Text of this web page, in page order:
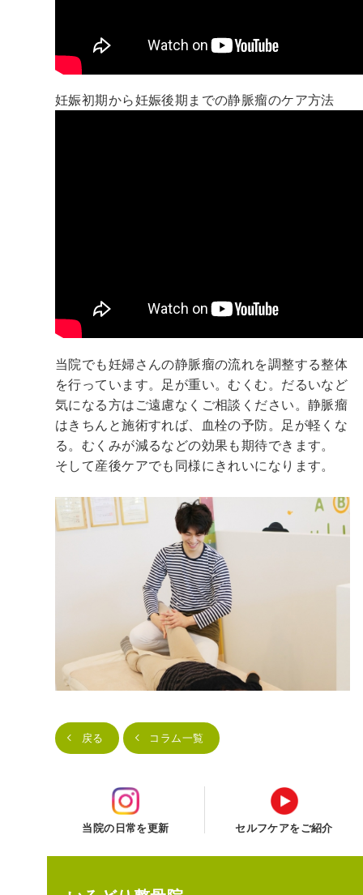
妊娠初期から妊娠後期までの静脈瘤のケア方法
当院でも妊婦さんの静脈瘤の流れを調整する整体
を行っています。足が重い。むくむ。だるいなど
気になる方はご遠慮なくご相談ください。静脈瘤
はきちんと施術すれば、血栓の予防。足が軽くな
る。むくみが減るなどの効果も期待できます。
そして産後ケアでも同様にきれいになります。
戻る コラム一覧
当院の日常を更新 セルフケアをご紹介